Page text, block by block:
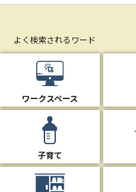
よく検索されるワード
ワークスペース
子育て